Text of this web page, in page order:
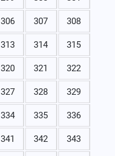
306 307 308
313 314 315
320 321 322
327 328 329
334 335 336
341 342 343